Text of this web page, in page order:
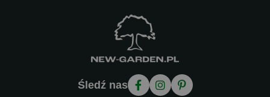
Śledź nas